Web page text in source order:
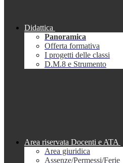
Didattica
Panoramica
Offerta formativa
I progetti delle classi
D.M.8 e Strumento
Area riservata Docenti e ATA
Area giuridica
Assenze/Permessi/Ferie